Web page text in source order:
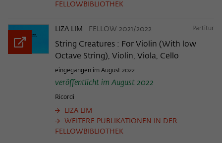
FELLOWBIBLIOTHEK
LIZA LIM FELLOW 2021/2022 Partitur
String Creatures : For Violin (With low
Octave String), Violin, Viola, Cello
eingegangen im August 2022
veröffentlicht im August 2022
Ricordi
LIZA LIM
WEITERE PUBLIKATIONEN IN DER
FELLOWBIBLIOTHEK
der/die Besucher:in durch eine Verlinkung
_pk_ses
Matomo
30 Minuten
Dieses kurzlebige Cookie wird dazu
verwendet, vorübergehend Daten über
den aktuellen Aufenthalt des Besuchs auf